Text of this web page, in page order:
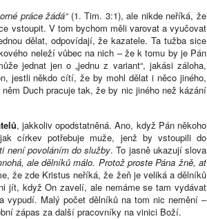
práce žádá“(1. Tim. 3:1), ale nikde neříká, že
vstoupit. V tom bychom měli varovat a vyučovat
dělat, odpovídají, že kazatele. Ta tužba sice
neleží vůbec na nich – že k tomu by je Pán
jednat jen o „jednu z variant“, jakási záloha,
jestli někdo cítí, že by mohl dělat i něco jiného,
Duch pracuje tak, že by nic jiného než kázání
, jakkoliv opodstatněná. Ano, když Pán někoho
církev potřebuje muže, jenž by vstoupili do
není povoláním do služby. To jasně ukazují slova
ale dělníků málo. Protož proste Pána žně, ať
že zde Kristus neříká, že žeň je veliká a dělníků
jít, když On zavelí, ale nemáme se tam vydávat
Malý počet dělníků na tom nic nemění –
zápas za další pracovníky na vinici Boží.